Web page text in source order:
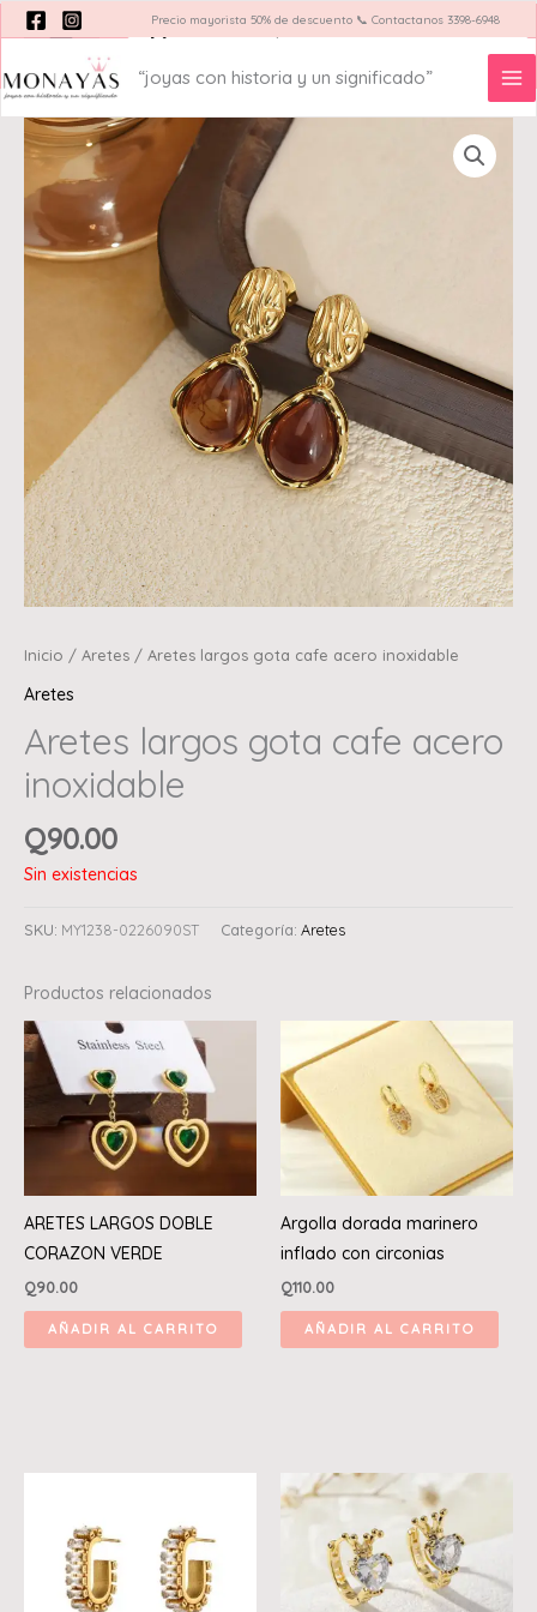
al
contenido
Precio mayorista 50% de descuento 📞 Contactanos 3398-6948
“joyas con historia y un significado”
Inicio / Aretes / Aretes largos gota cafe acero inoxidable
Aretes
Aretes largos gota cafe acero
inoxidable
Q90.00
Sin existencias
SKU: MY1238-0226090ST Categoría: Aretes
Productos relacionados
ARETES LARGOS DOBLE
CORAZON VERDE
Q90.00
AÑADIR AL CARRITO
Argolla dorada marinero
inflado con circonias
Q110.00
AÑADIR AL CARRITO
Búsqueda
de